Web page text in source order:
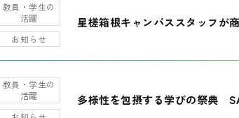
教員・学生の
活躍
お知らせ
星槎箱根キャンパススタッフが
教員・学生の
活躍
多様性を包摂する学びの祭典